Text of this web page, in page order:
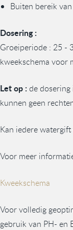
Buiten bereik
Dosering :
Groeiperiode : 25 -
kweekschema voor
Let op : de
kunnen geen
Kan iedere
Voor meer
Kweekschema
Voor volledig
gebruik van PH- en